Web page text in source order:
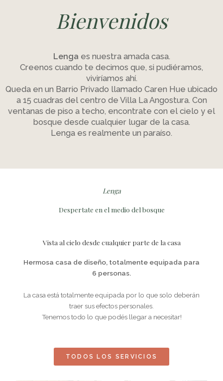
Bienvenidos
Lenga es nuestra amada casa.
Creenos cuando te decimos que, si pudiéramos,
viviríamos ahí.
Queda en un Barrio Privado llamado Caren Hue ubicado
a 15 cuadras del centro de Villa La Angostura. Con
ventanas de piso a techo, encontrate con el cielo y el
bosque desde cualquier lugar de la casa.
Lenga es realmente un paraíso.
Lenga
Despertate en el medio del bosque
Vista al cielo desde cualquier parte de la casa
Hermosa casa de diseño, totalmente equipada para
6 personas.
La casa está totalmente equipada por lo que solo deberán
traer sus efectos personales.
Tenemos todo lo que podés llegar a necesitar!
TODOS LOS SERVICIOS